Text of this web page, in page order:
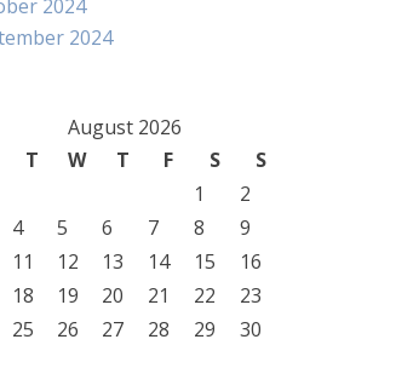
2024
2024
August 2026
T W T F S
S
1
2
4 5 6 7 8
9
11 12 13 14 15
16
18 19 20 21 22
23
25 26 27 28 29
30